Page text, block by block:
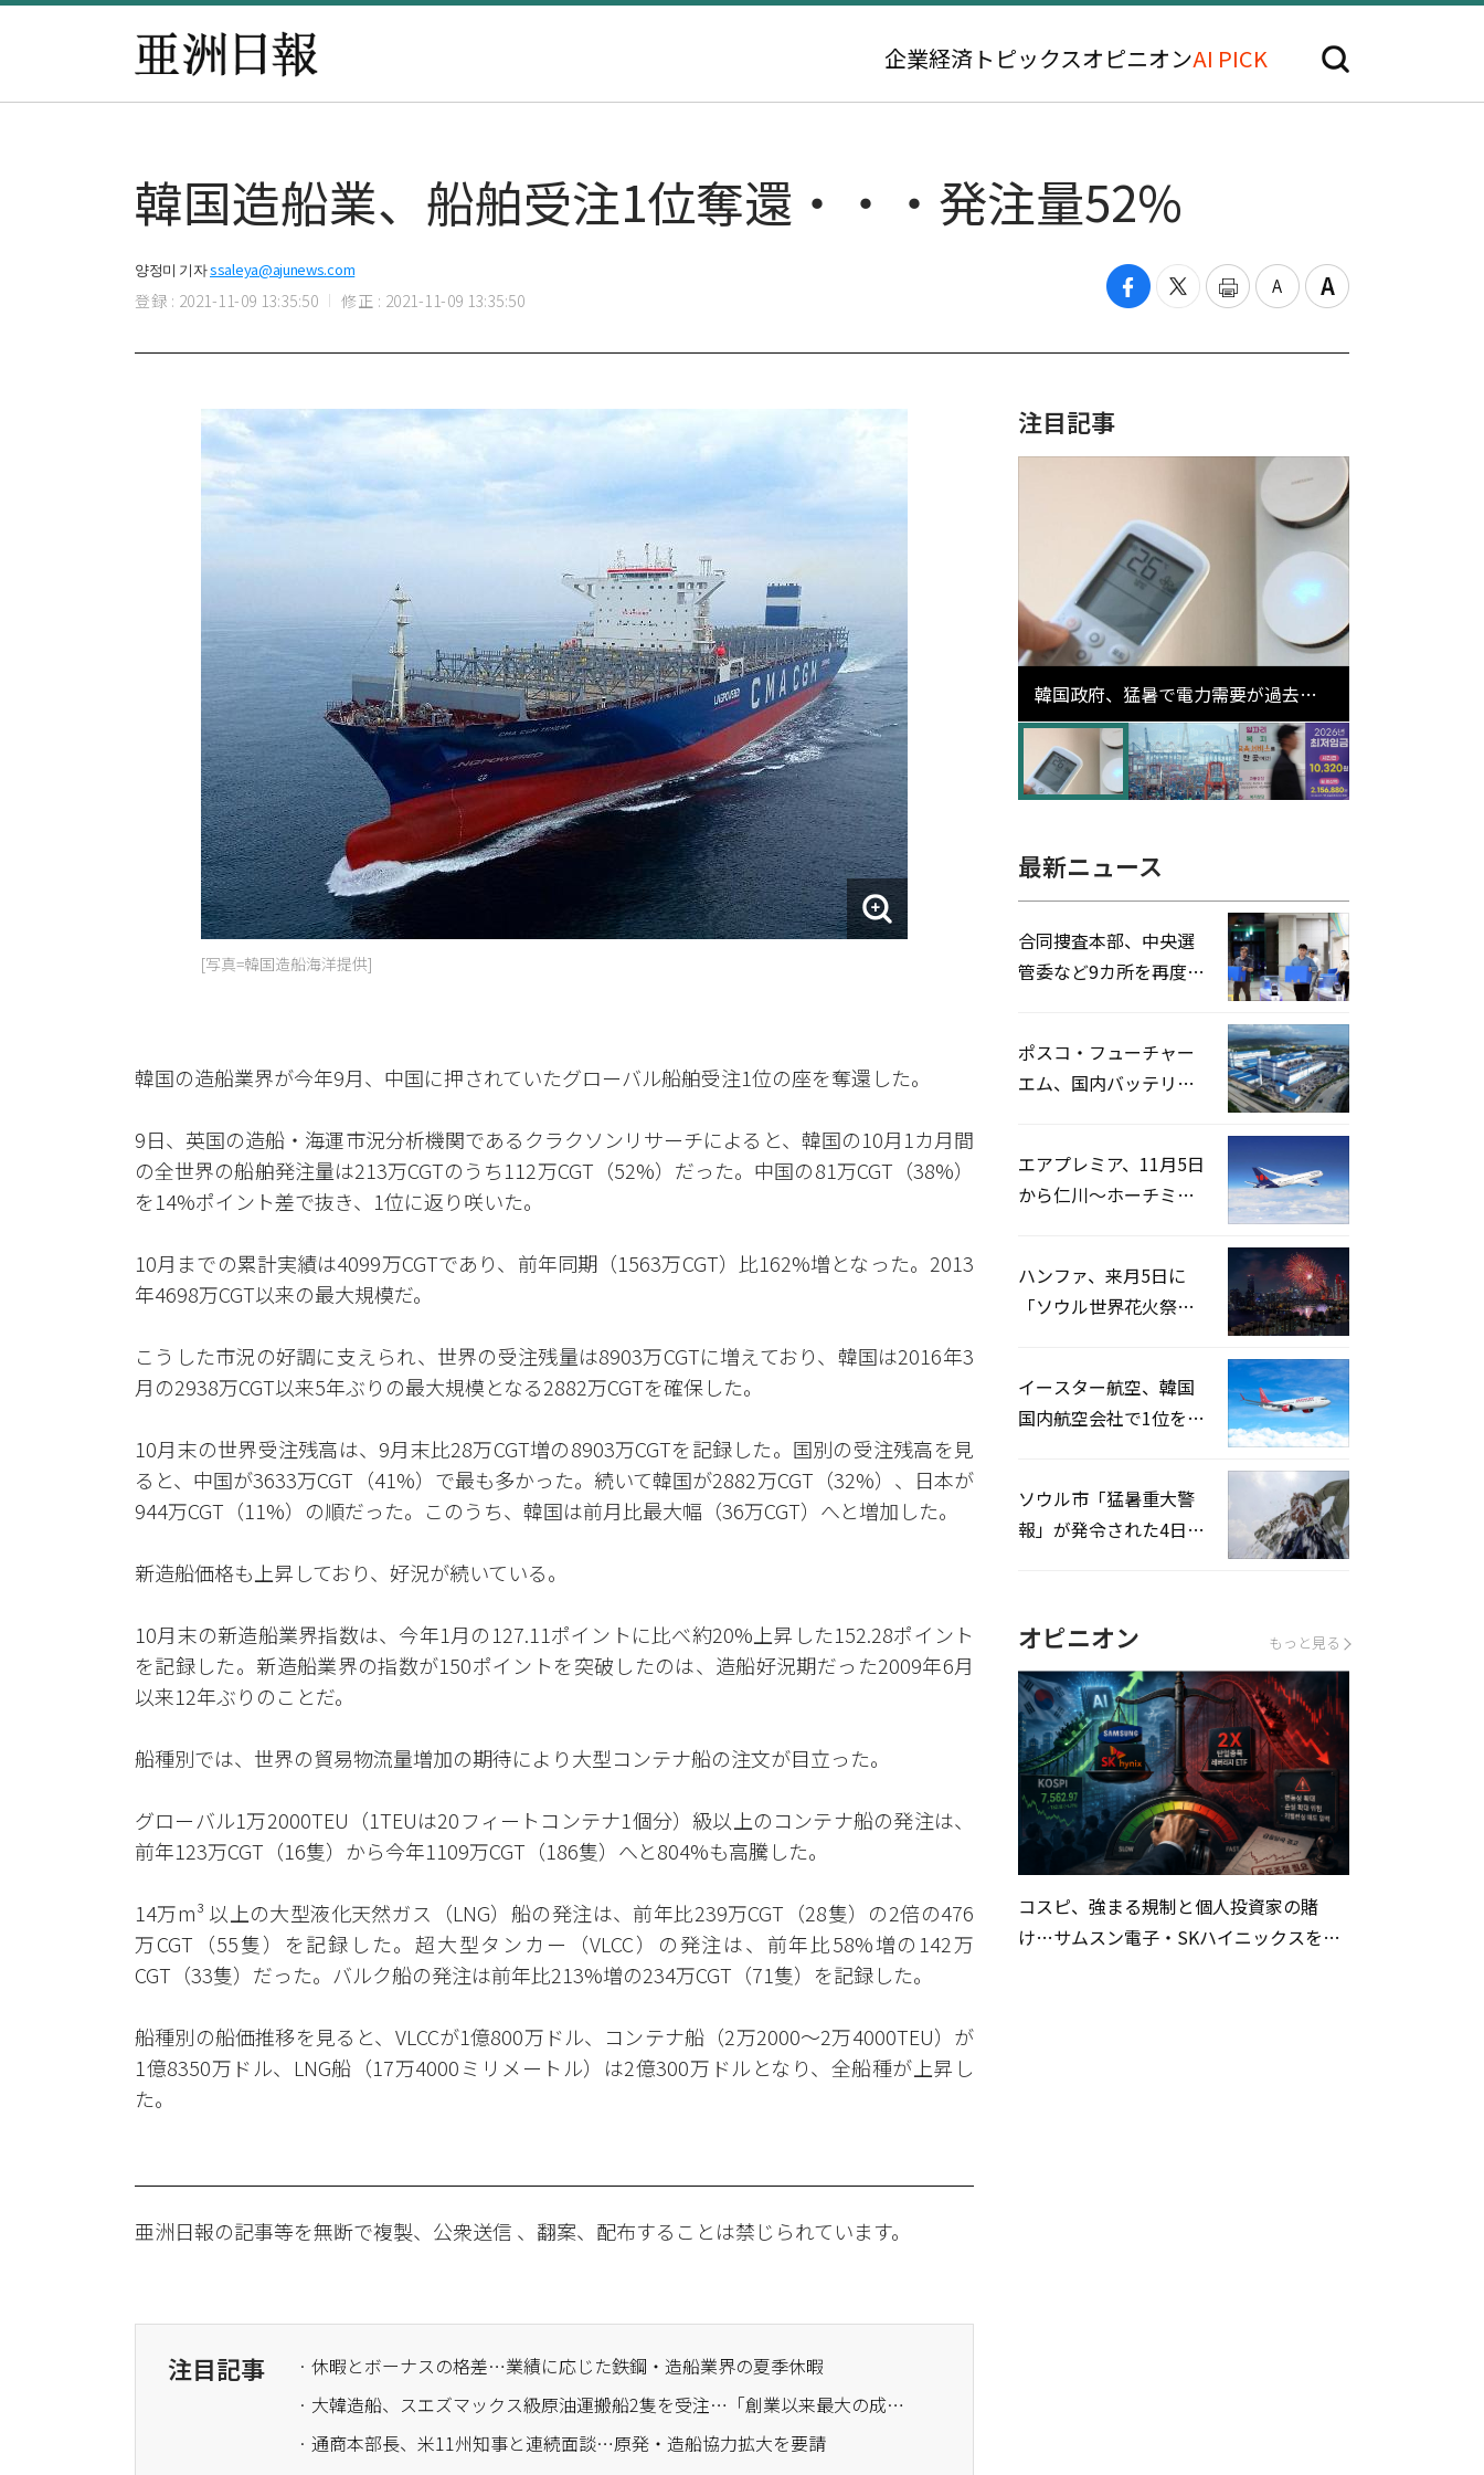
企業経済 トピックスオピニオンAI PICK
韓国造船業、船舶受注1位奪還・・・発注量52%
양정미 기자ssaleya@ajunews.com
登録 : 2021-11-09 13:35:50 修正 : 2021-11-09 13:35:50
[写真=韓国造船海洋提供]
韓国の造船業界が今年9月、中国に押されていたグローバル船舶受注1位の座を奪還した。
9日、英国の造船・海運市況分析機関であるクラクソンリサーチによると、韓国の10月1カ月間
の全世界の船舶発注量は213万CGTのうち112万CGT（52%）だった。中国の81万CGT（38%）
を14%ポイント差で抜き、1位に返り咲いた。
10月までの累計実績は4099万CGTであり、前年同期（1563万CGT）比162%増となった。2013
年4698万CGT以来の最大規模だ。
こうした市況の好調に支えられ、世界の受注残量は8903万CGTに増えており、韓国は2016年3
月の2938万CGT以来5年ぶりの最大規模となる2882万CGTを確保した。
10月末の世界受注残高は、9月末比28万CGT増の8903万CGTを記録した。国別の受注残高を見
ると、中国が3633万CGT（41%）で最も多かった。続いて韓国が2882万CGT（32%）、日本が
944万CGT（11%）の順だった。このうち、韓国は前月比最大幅（36万CGT）へと増加した。
新造船価格も上昇しており、好況が続いている。
10月末の新造船業界指数は、今年1月の127.11ポイントに比べ約20%上昇した152.28ポイント
を記録した。新造船業界の指数が150ポイントを突破したのは、造船好況期だった2009年6月
以来12年ぶりのことだ。
船種別では、世界の貿易物流量増加の期待により大型コンテナ船の注文が目立った。
グローバル1万2000TEU（1TEUは20フィートコンテナ1個分）級以上のコンテナ船の発注は、
前年123万CGT（16隻）から今年1109万CGT（186隻）へと804%も高騰した。
14万m³ 以上の大型液化天然ガス（LNG）船の発注は、前年比239万CGT（28隻）の2倍の476
万CGT（55隻）を記録した。超大型タンカー（VLCC）の発注は、前年比58%増の142万
CGT（33隻）だった。バルク船の発注は前年比213%増の234万CGT（71隻）を記録した。
船種別の船価推移を見ると、VLCCが1億800万ドル、コンテナ船（2万2000～2万4000TEU）が
1億8350万ドル、LNG船（17万4000ミリメートル）は2億300万ドルとなり、全船種が上昇し
た。
亜洲日報の記事等を無断で複製、公衆送信 、翻案、配布することは禁じられています。
注目記事
· 休暇とボーナスの格差…業績に応じた鉄鋼・造船業界の夏季休暇
· 大韓造船、スエズマックス級原油運搬船2隻を受注…「創業以来最大の成果」
· 通商本部長、米11州知事と連続面談…原発・造船協力拡大を要請
注目記事
韓国政府、猛暑で電力需要が過去最
高更新の可能性に需給対応体制を点
検
最新ニュース
合同捜査本部、中央選
管委など9カ所を再度家
ポスコ・フューチャー
エム、国内バッテリー
エアプレミア、11月5日
から仁川〜ホーチミン
ハンファ、来月5日に
「ソウル世界花火祭り
イースター航空、韓国
国内航空会社で1位を記
ソウル市「猛暑重大警
報」が発令された4日、
オピニオン もっと見る
コスピ、強まる規制と個人投資家の賭
け…サムスン電子・SKハイニックスを巡